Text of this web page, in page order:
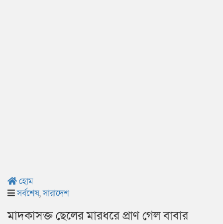
হোম
সর্বশেষ,সারাদেশ
মাদকাসক্ত ছেলের মারধরে প্রাণ গেল বাবার